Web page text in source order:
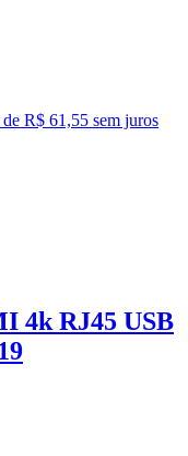
R$ 61,55 sem juros
4k RJ45 USB